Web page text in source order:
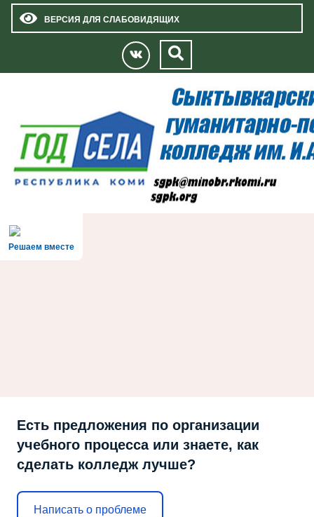
ВЕРСИЯ ДЛЯ СЛАБОВИДЯЩИХ
Решаем вместе
Есть предложения по организации
учебного процесса или знаете, как
сделать колледж лучше?
Написать о проблеме